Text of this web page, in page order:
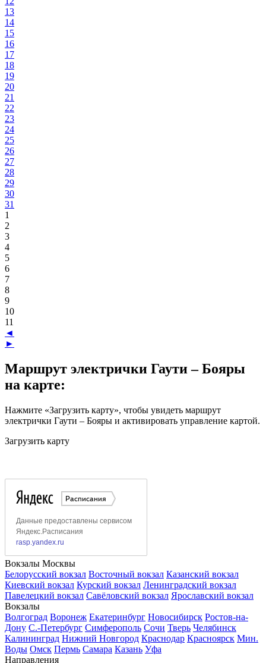
13
14
15
16
17
18
19
20
21
22
23
24
25
26
27
28
29
30
31
1
2
3
4
5
6
7
8
9
10
11
◄
►
Маршрут электрички Гаути – Бояры
на карте:
Нажмите «Загрузить карту», чтобы увидеть маршрут
электрички Гаути – Бояры и активировать управление картой.
Загрузить карту
Вокзалы Москвы
Белорусский вокзал Восточный вокзал Казанский вокзал
Киевский вокзал Курский вокзал Ленинградский вокзал
Павелецкий вокзал Савёловский вокзал Ярославский вокзал
Вокзалы
Волгоград Воронеж Екатеринбург Новосибирск Ростов-на-
Дону С.-Петербург Симферополь Сочи Тверь Челябинск
Калининград Нижний Новгород Краснодар Красноярск Мин.
Воды Омск Пермь Самара Казань Уфа
Направления